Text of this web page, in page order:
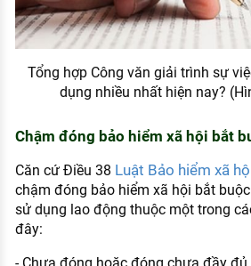
Tổng hợp Công văn giải trình sự
dụng nhiều nhất hiện nay?
Chậm đóng bảo hiểm xã hội bắt
Căn cứ Điều 38 Luật Bảo hiểm xã
chậm đóng bảo hiểm xã hội bắt
sử dụng lao động thuộc một trong
đây:
- Chưa đóng hoặc đóng chưa đầy